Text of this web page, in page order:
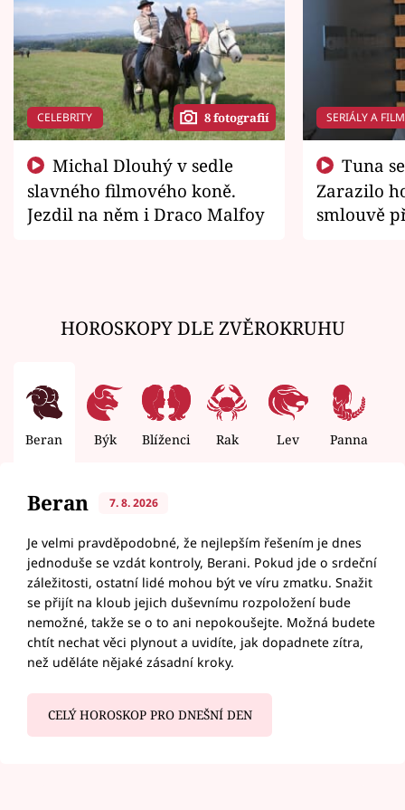
CELEBRITY 8 fotografií
slavného filmového koně.
Jezdil na něm i Draco Malfoy
SERIÁLY A
Zarazilo
smlouvě
HOROSKOPY DLE ZVĚROKRUHU
Beran Býk Blíženci Rak Lev Panna
Beran 7. 8. 2026
Je velmi pravděpodobné, že nejlepším řešením je dnes
jednoduše se vzdát kontroly, Berani. Pokud jde o srdeční
záležitosti, ostatní lidé mohou být ve víru zmatku. Snažit
se přijít na kloub jejich duševnímu rozpoložení bude
nemožné, takže se o to ani nepokoušejte. Možná budete
chtít nechat věci plynout a uvidíte, jak dopadnete zítra,
než uděláte nějaké zásadní kroky.
CELÝ HOROSKOP PRO DNEŠNÍ DEN